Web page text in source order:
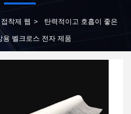
착제 웹 > 탄력적이고 호흡이 좋은
벨크로스 전자 제품